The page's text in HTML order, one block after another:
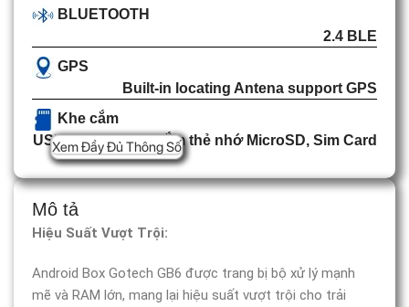
Mô tả
Hiệu Suất Vượt Trội:
Android Box Gotech GB6 được trang bị bộ xử lý mạnh
mẽ và RAM lớn, mang lại hiệu suất vượt trội cho trải
BLUETOOTH
2.4 BLE
GPS
Built-in locating Antena support GPS
Khe cắm
USB Type C, Khe cắm thẻ nhớ MicroSD, Sim Card
Xem Đầy Đủ Thông Số